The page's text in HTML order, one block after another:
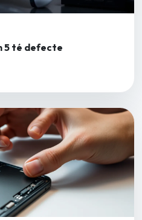
5 té defecte